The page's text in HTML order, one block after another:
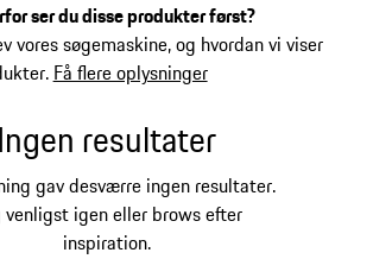
ser du disse produkter først?
vores søgemaskine, og hvordan vi viser
Få flere oplysninger
Ingen resultater
gav desværre ingen resultater.
venligst igen eller brows efter
inspiration.